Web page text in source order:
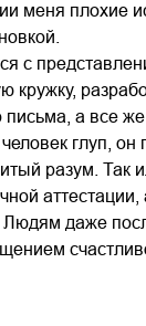
меня плохие
с
а все же
глуп, он
разум. Так
даже